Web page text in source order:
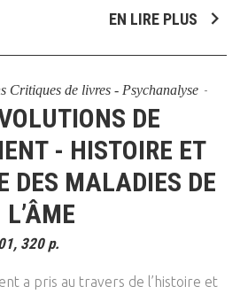
EN LIRE PLUS
Critiques de livres - Psychanalyse
DE
- HISTOIRE ET
DES MALADIES DE
L’ÂME
320 p.
a pris au travers de l’histoire et